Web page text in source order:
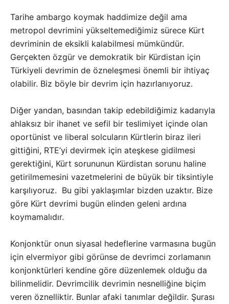
Tarihe ambargo koymak haddimize değil ama
metropol devrimini yükseltemediğimiz sürece Kürt
devriminin de eksikli kalabilmesi mümkündür.
Gerçekten özgür ve demokratik bir Kürdistan için
Türkiyeli devrimin de özneleşmesi önemli bir ihtiyaç
olabilir. Biz böyle bir devrim için hazırlanıyoruz.
Diğer yandan, basından takip edebildiğimiz kadarıyla
ahlaksız bir ihanet ve sefil bir teslimiyet içinde olan
oportünist ve liberal solcuların Kürtlerin biraz ileri
gittiğini, RTE’yi devirmek için ateşkese gidilmesi
gerektiğini, Kürt sorununun Kürdistan sorunu haline
getirilmemesini vazetmelerini de büyük bir tiksintiyle
karşılıyoruz. Bu gibi yaklaşımlar bizden uzaktır. Bize
göre Kürt devrimi bugün elinden geleni ardına
koymamalıdır.
Konjonktür onun siyasal hedeflerine varmasına bugün
için elvermiyor gibi görünse de devrimci zorlamanın
konjonktürleri kendine göre düzenlemek olduğu da
bilinmelidir. Devrimcilik devrimin nesnelliğine biçim
veren öznelliktir. Bunlar afaki tanımlar değildir. Şurası